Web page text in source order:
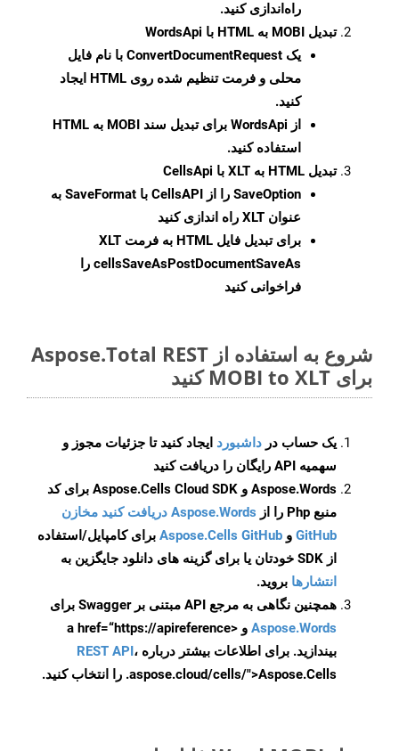
راه‌اندازی کنید.
تبدیل MOBI به HTML با WordsApi
یک ConvertDocumentRequest با نام فایل
محلی و فرمت تنظیم شده روی HTML ایجاد
کنید.
از WordsApi برای تبدیل سند MOBI به HTML
استفاده کنید.
تبدیل HTML به XLT با CellsApi
SaveOption
را از CellsAPI با SaveFormat به
عنوان XLT راه اندازی کنید
برای تبدیل فایل HTML به فرمت
XLT
cellsSaveAsPostDocumentSaveAs را
فراخوانی کنید
شروع به استفاده از Aspose.Total REST
برای MOBI to XLT کنید
یک حساب در داشبورد ایجاد کنید تا جزئیات مجوز و
سهمیه API رایگان را دریافت کنید
Aspose.Words و Aspose.Cells Cloud SDK برای کد
منبع Php را از
Aspose.Words دریافت کنید مخازن
GitHub و Aspose.Cells GitHub برای کامپایل/استفاده
از SDK خودتان یا برای گزینه های دانلود جایگزین به
انتشارها بروید.
همچنین نگاهی به مرجع API مبتنی بر Swagger برای
Aspose.Words
و <a href=“https://apireference
بیندازید. برای اطلاعات بیشتر درباره REST API،
.aspose.cloud/cells/">Aspose.Cells را انتخاب کنید.